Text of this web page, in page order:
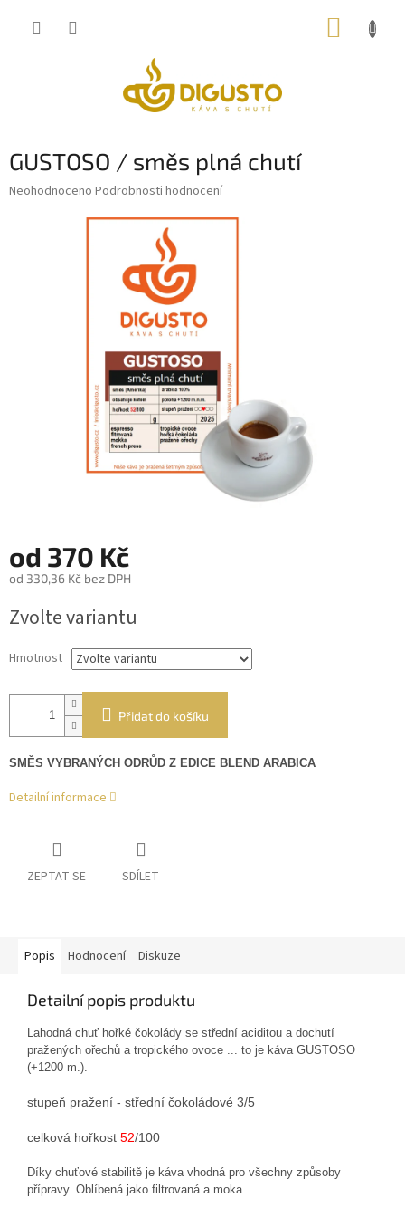
GUSTOSO / směs plná chutí
Průměrné
Neohodnoceno Podrobnosti hodnocení
od 370 Kč
od 330,36 Kč bez DPH
cena:
Zvolte variantu
Hmotnost
Přidat do košíku
SMĚS VYBRANÝCH ODRŮD Z EDICE BLEND ARABICA
Detailní informace
ZEPTAT SE SDÍLET
Popis Hodnocení Diskuze
Detailní popis produktu
Lahodná chuť hořké čokolády se střední aciditou a dochutí
pražených ořechů a tropického ovoce ... to je káva GUSTOSO
(+1200 m.).
stupeň pražení - střední čokoládové 3/5
celková hořkost 52/100
Díky chuťové stabilitě je káva vhodná pro všechny způsoby
přípravy. Oblíbená jako filtrovaná a moka.